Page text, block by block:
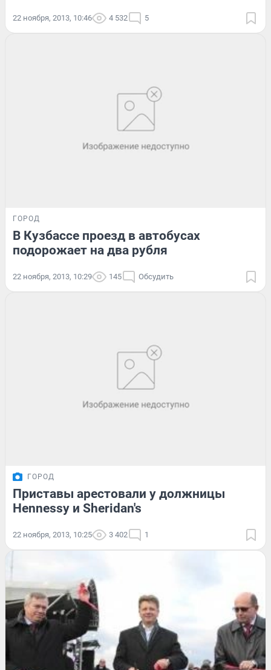
22 ноября, 2013, 10:46 4 532 5
ГОРОД
В Кузбассе проезд в автобусах
подорожает на два рубля
22 ноября, 2013, 10:29 145 Обсудить
ГОРОД
Приставы арестовали у должницы
Hennessy и Sheridan's
22 ноября, 2013, 10:25 3 402 1